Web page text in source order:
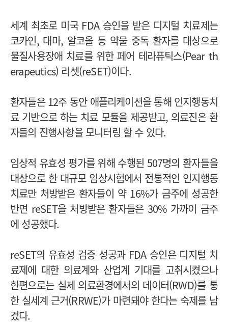
세계 최초로 미국 FDA 승인을 받은 디지털 치료제는
코카인, 대마, 알코올 등 약물 중독 환자를 대상으로
물질사용장애 치료를 위한 페어 테라퓨틱스(Pear th
erapeutics) 리셋(reSET)이다.
환자들은 12주 동안 애플리케이션을 통해 인지행동치
료 기반으로 하는 치료 모듈을 제공받고, 의료진은 환
자들의 진행사항을 모니터링 할 수 있다.
임상적 유효성 평가를 위해 수행된 507명의 환자들을
대상으로 한 대규모 임상시험에서 전통적인 인지행동
치료만 처방받은 환자들이 약 16%가 금주에 성공한
반면 reSET을 처방받은 환자들은 30% 가까이 금주
에 성공했다.
reSET의 유효성 검증 성공과 FDA 승인은 디지털 치
료제에 대한 의료계와 산업계 기대를 고취시켰으나
한편으로는 실제 의료환경에서의 데이터(RWD)를 통
한 실세계 근거(RRWE)가 마련돼야 한다는 숙제를 남
겼다.